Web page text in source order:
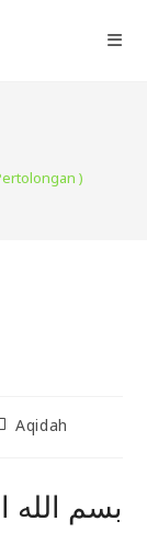
)
Aqidah
بسم الله